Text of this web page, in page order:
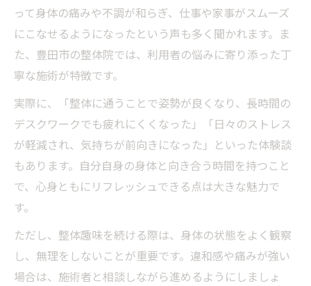
って身体の痛みや不調が和らぎ、仕事や家事がスムーズ
にこなせるようになったという声も多く聞かれます。ま
た、豊田市の整体院では、利用者の悩みに寄り添った丁
寧な施術が特徴です。
実際に、「整体に通うことで姿勢が良くなり、長時間の
デスクワークでも疲れにくくなった」「日々のストレス
が軽減され、気持ちが前向きになった」といった体験談
もあります。自分自身の身体と向き合う時間を持つこと
で、心身ともにリフレッシュできる点は大きな魅力で
す。
ただし、整体趣味を続ける際は、身体の状態をよく観察
し、無理をしないことが重要です。違和感や痛みが強い
場合は、施術者と相談しながら進めるようにしましょ